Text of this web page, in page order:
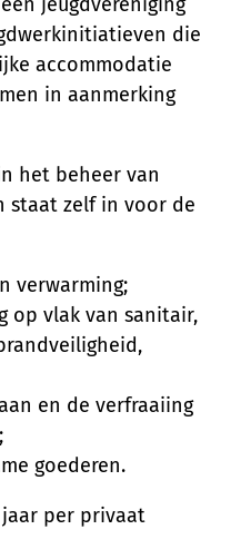
die
accommodatie
in aanmerking
het beheer van
staat zelf in voor de
verwarming;
op vlak van sanitair,
en de verfraaiing
goederen.
jaar per privaat